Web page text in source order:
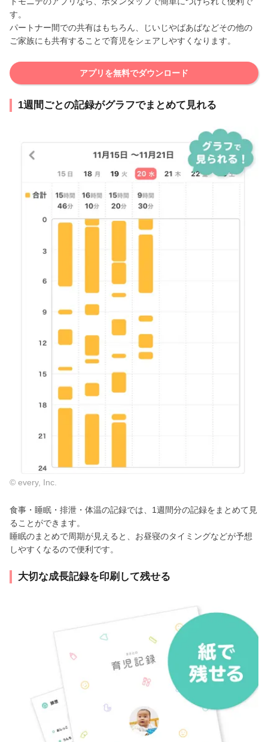
す。
パートナー間での共有はもちろん、じいじやばあばなどその他の
ご家族にも共有することで育児をシェアしやすくなります。
アプリを無料でダウンロード
1週間ごとの記録がグラフでまとめて見れる
© every, Inc.
食事・睡眠・排泄・体温の記録では、1週間分の記録をまとめて見
ることができます。
睡眠のまとめで周期が見えると、お昼寝のタイミングなどが予想
しやすくなるので便利です。
大切な成長記録を印刷して残せる